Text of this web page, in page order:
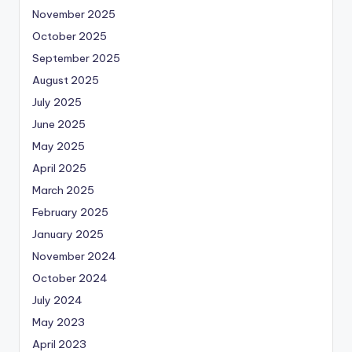
November 2025
October 2025
September 2025
August 2025
July 2025
June 2025
May 2025
April 2025
March 2025
February 2025
January 2025
November 2024
October 2024
July 2024
May 2023
April 2023